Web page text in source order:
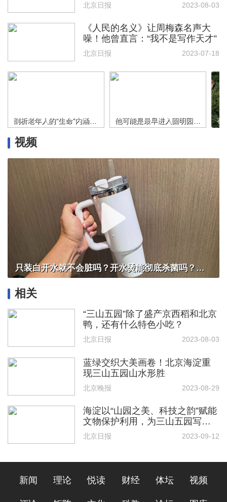
北京日报 2023-08-03
《人民的名义》让周梅森名声大
噪！他曾直言：“我不是写作天才”
北京日报 2023-07-18
剖析老年人的“生命”内涵，“银发写作”已在新时代的中国勃兴 他可能是最早进入圆明园的中国摄影师，晚清名臣李鸿章是他的顾客
视频
只装白开水就不会脏吗？开水烫能彻底杀菌吗？感控专家详解“吸管杯”藏菌真相｜都视频·热观察
相关
“三山五园”除了盛产京西稻和北京
鸭，还有什么特色小吃？
北京日报 2023-08-03
蓝绿交织大美画卷！北京海淀重
现三山五园山水形胜
北京晚报 2023-08-29
海淀以“山园之美、科技之韵”赋能
文物保护利用，为三山五园写入
时代之美
北京日报 2023-09-12
新闻 理论 悦读 财经 体坛 视频